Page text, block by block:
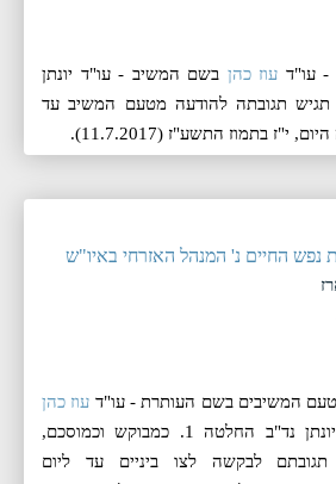
עוז כהן בשם המשיב - עו"ד יונתן
תגובתה להודעה מטעם המשיב עד
עוז כהן
בשם המשיב - עו"ד יונתן נד"ב החלטה 1. כמבוקש וכמוסכם,
לבקשה לצו ביניים עד ליום